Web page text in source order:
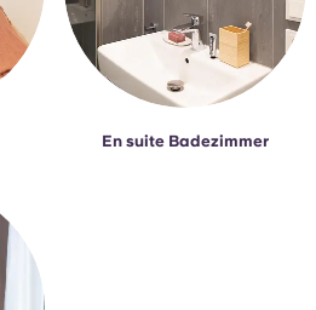
En suite Badezimmer